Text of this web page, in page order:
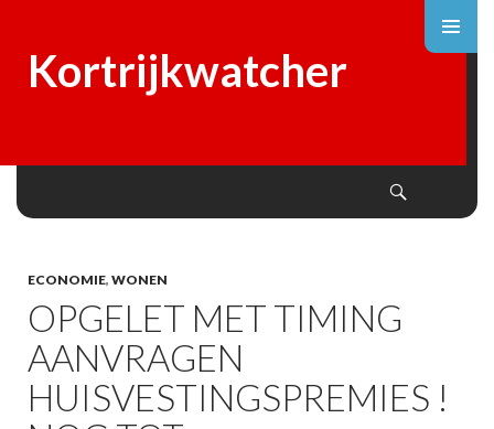
Kortrijkwatcher
ECONOMIE, WONEN
OPGELET MET TIMING
AANVRAGEN
HUISVESTINGSPREMIES !